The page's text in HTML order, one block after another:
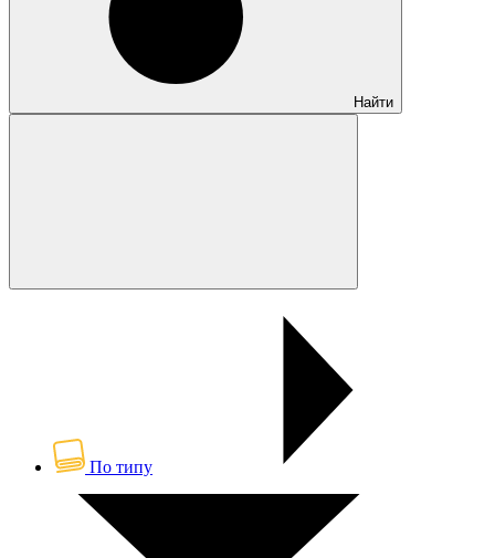
Найти
По типу